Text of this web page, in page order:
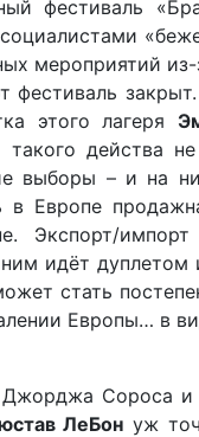
фестиваль
мероприятий из-
этого лагеря
такого действа
выборы – и на
Европе
Экспорт/
идёт
стать
Европы… в
Джорджа Сороса и
ЛеБон уж